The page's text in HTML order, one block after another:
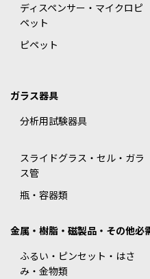
ディスペンサー・マイクロピ
ペット
ピペット
ガラス器具
分析用試験器具
スライドグラス・セル・ガラ
ス管
瓶・容器類
金属・樹脂・磁製品・その他必
ふるい・ピンセット・はさ
み・金物類